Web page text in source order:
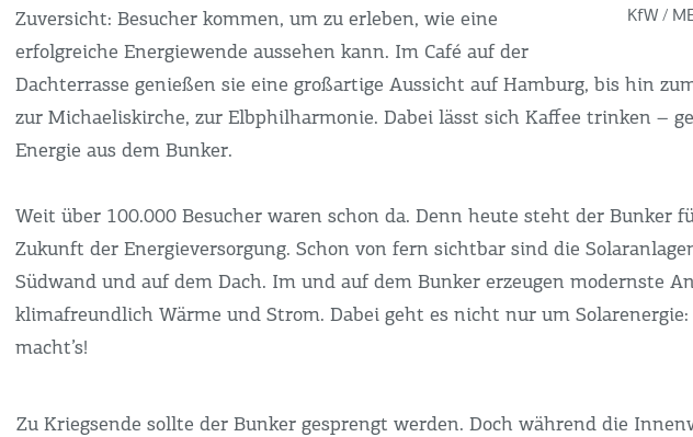
KfW /
Zuversicht: Besucher kommen, um zu erleben, wie eine
erfolgreiche Energiewende aussehen kann. Im Café auf der
Dachterrasse genießen sie eine großartige Aussicht auf Hamburg, bis hin
zur Michaeliskirche, zur Elbphilharmonie. Dabei lässt sich Kaffee trinken –
Energie aus dem Bunker.
Weit über 100.000 Besucher waren schon da. Denn heute steht der Bunker
Zukunft der Energieversorgung. Schon von fern sichtbar sind die
Südwand und auf dem Dach. Im und auf dem Bunker erzeugen modernste
klimafreundlich Wärme und Strom. Dabei geht es nicht nur um
macht’s!
Zu Kriegsende sollte der Bunker gesprengt werden. Doch während die